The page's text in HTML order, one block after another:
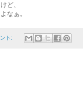
ど、
なぁ。
ト: